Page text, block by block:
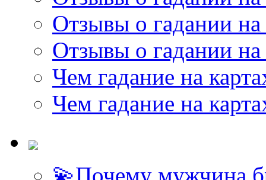
Отзывы о гадании на
Отзывы о гадании на
Чем гадание на
Чем гадание на
💫Почему мужчина